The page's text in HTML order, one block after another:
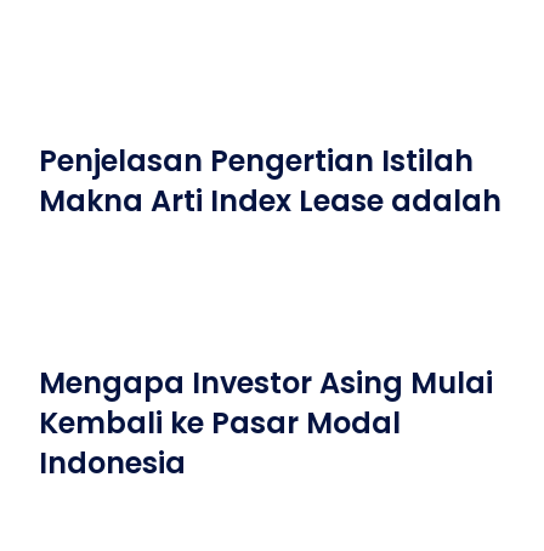
Penjelasan Pengertian Istilah
Makna Arti Index Lease adalah
Mengapa Investor Asing Mulai
Kembali ke Pasar Modal
Indonesia